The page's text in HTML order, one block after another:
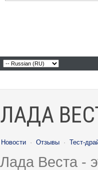
ЛАДА
Новости · Отзывы · Тест-
Лада Веста -